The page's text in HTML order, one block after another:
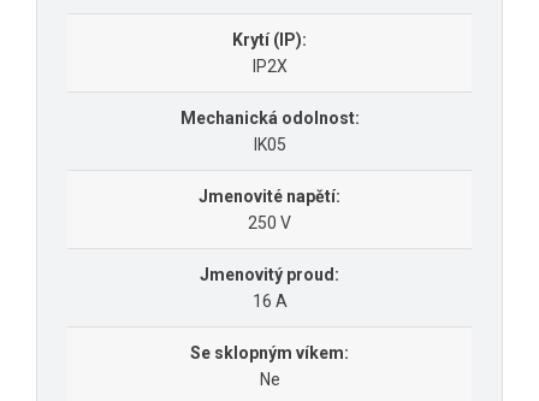
Krytí (IP):
IP2X
Mechanická odolnost:
IK05
Jmenovité napětí:
250 V
Jmenovitý proud:
16 A
Se sklopným víkem:
Ne